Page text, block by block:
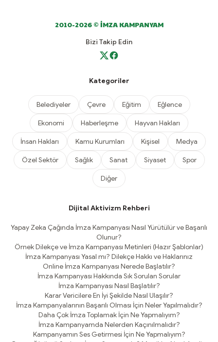
2010-2026 © İMZA KAMPANYAM
Bizi Takip Edin
Kategoriler
Belediyeler Çevre Eğitim Eğlence
Ekonomi Haberleşme Hayvan Hakları
İnsan Hakları Kamu Kurumları Kişisel Medya
Özel Sektör Sağlık Sanat Siyaset Spor
Diğer
Dijital Aktivizm Rehberi
Yapay Zeka Çağında İmza Kampanyası Nasıl Yürütülür ve Başarılı
Olunur?
Örnek Dilekçe ve İmza Kampanyası Metinleri (Hazır Şablonlar)
İmza Kampanyası Yasal mı? Dilekçe Hakkı ve Haklarınız
Online İmza Kampanyası Nerede Başlatılır?
İmza Kampanyası Hakkında Sık Sorulan Sorular
İmza Kampanyası Nasıl Başlatılır?
Karar Vericilere En İyi Şekilde Nasıl Ulaşılır?
İmza Kampanyalarının Başarılı Olması İçin Neler Yapılmalıdır?
Daha Çok İmza Toplamak İçin Ne Yapmalıyım?
İmza Kampanyamda Nelerden Kaçınılmalıdır?
Kampanyamın Ses Getirmesi İçin Ne Yapmalıyım?